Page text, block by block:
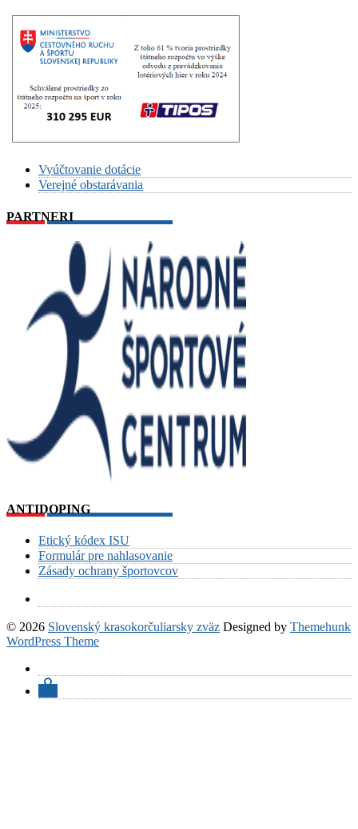
Vyúčtovanie dotácie
Verejné obstarávania
PARTNERI
ANTIDOPING
Etický kódex ISU
Formulár pre nahlasovanie
Zásady ochrany športovcov
© 2026 Slovenský krasokorčuliarsky zväz Designed by Themehunk
WordPress Theme